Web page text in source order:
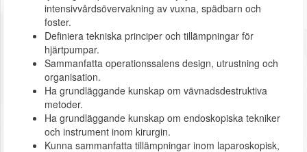
intensivvårdsövervakning av vuxna, spädbarn och
foster.
Definiera tekniska principer och tillämpningar för
hjärtpumpar.
Sammanfatta operationssalens design, utrustning och
organisation.
Ha grundläggande kunskap om vävnadsdestruktiva
metoder.
Ha grundläggande kunskap om endoskopiska tekniker
och instrument inom kirurgin.
Kunna sammanfatta tillämpningar inom laparoskopisk,